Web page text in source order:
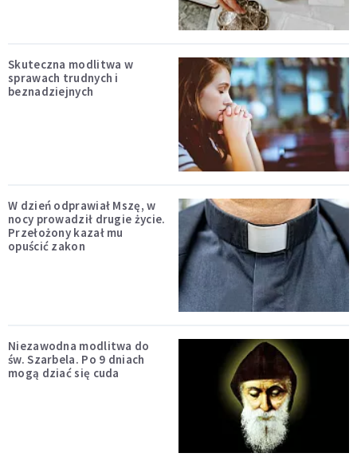
Skuteczna modlitwa w
sprawach trudnych i
beznadziejnych
W dzień odprawiał Mszę, w
nocy prowadził drugie życie.
Przełożony kazał mu
opuścić zakon
Niezawodna modlitwa do
św. Szarbela. Po 9 dniach
mogą dziać się cuda